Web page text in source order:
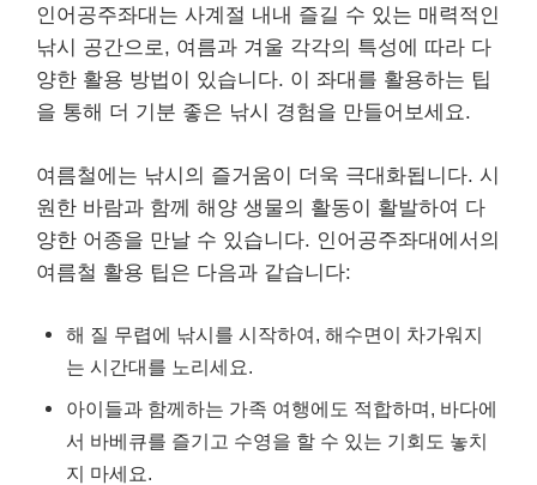
인어공주좌대는 사계절 내내 즐길 수 있는 매력적인
낚시 공간으로, 여름과 겨울 각각의 특성에 따라 다
양한 활용 방법이 있습니다. 이 좌대를 활용하는 팁
을 통해 더 기분 좋은 낚시 경험을 만들어보세요.
여름철에는 낚시의 즐거움이 더욱 극대화됩니다. 시
원한 바람과 함께 해양 생물의 활동이 활발하여 다
양한 어종을 만날 수 있습니다. 인어공주좌대에서의
여름철 활용 팁은 다음과 같습니다:
해 질 무렵에 낚시를 시작하여, 해수면이 차가워지
는 시간대를 노리세요.
아이들과 함께하는 가족 여행에도 적합하며, 바다에
서 바베큐를 즐기고 수영을 할 수 있는 기회도 놓치
지 마세요.